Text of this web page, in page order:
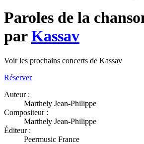
Paroles de la
parKassav
Voir les prochains concerts de Kassav
Réserver
Auteur :
Marthely Jean-Philippe
Compositeur :
Marthely Jean-Philippe
Éditeur :
Peermusic France